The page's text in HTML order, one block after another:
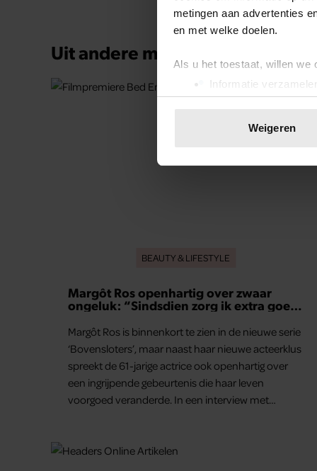
metingen aan advertenties
en met welke doelen.
Als u het toestaat, willen we
Informatie
Uw apparaat
toestemming op elk
We gebruiken cookies om
websiteverkeer te
media, adverteren en
verstrekt of die ze hebben
Weigeren
Uit andere media
BEAUTY & LIFESTYLE
Margôt Ros openhartig over zwaar
ongeluk: “Sindsdien zorg ik extra goed
Margôt Ros is binnenkort te zien in de nieuwe serie
‘Bovensloters’, maar naast haar nieuwe acteerklus
spreekt de 61-jarige actrice ook openhartig over
een ingrijpende gebeurtenis die haar leven
voorgoed veranderde. In een interview met
zichzelf en haar gezondheid te kijken. “Mijn leven